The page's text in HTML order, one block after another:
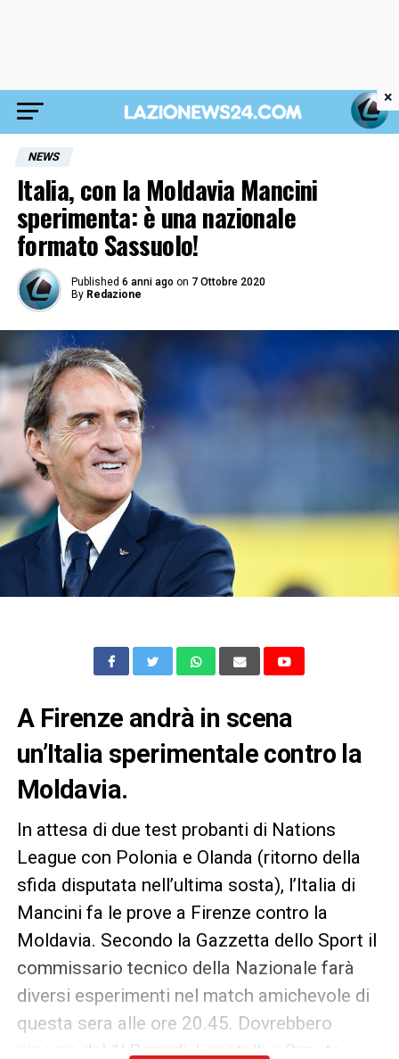
NEWS
Italia, con la Moldavia Mancini
sperimenta: è una nazionale
formato Sassuolo!
Published 6 anni ago on 7 Ottobre 2020
By Redazione
A Firenze andrà in scena
un’Italia sperimentale contro la
Moldavia.
In attesa di due test probanti di Nations
League con Polonia e Olanda (ritorno della
sfida disputata nell’ultima sosta), l’Italia di
Mancini fa le prove a Firenze contro la
Moldavia. Secondo la Gazzetta dello Sport il
commissario tecnico della Nazionale farà
diversi esperimenti nel match amichevole di
questa sera alle ore 20.45. Dovrebbero
giocare dal 1′ Berardi, Locatelli e Caputo,
×